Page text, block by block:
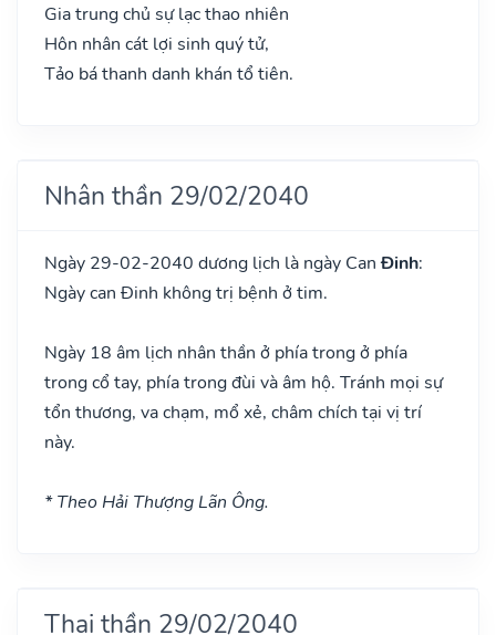
Gia trung chủ sự lạc thao nhiên
Hôn nhân cát lợi sinh quý tử,
Tảo bá thanh danh khán tổ tiên.
Nhân thần 29/02/2040
Ngày 29-02-2040 dương lịch là ngày CanĐinh:
Ngày can Đinh không trị bệnh ở tim.
Ngày 18 âm lịch nhân thần ở phía trong ở phía
trong cổ tay, phía trong đùi và âm hộ. Tránh mọi sự
tổn thương, va chạm, mổ xẻ, châm chích tại vị trí
này.
* Theo Hải Thượng Lãn Ông.
Thai thần 29/02/2040